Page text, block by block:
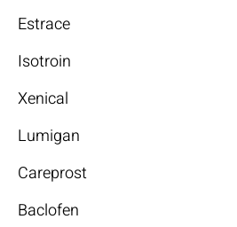
Estrace
Isotroin
Xenical
Lumigan
Careprost
Baclofen